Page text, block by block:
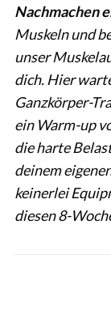
Nachmachen
Muskeln und
unser
dich. Hier
Ganzkörper-
ein Warm-up
die harte
deinem
keinerlei
diesen 8-